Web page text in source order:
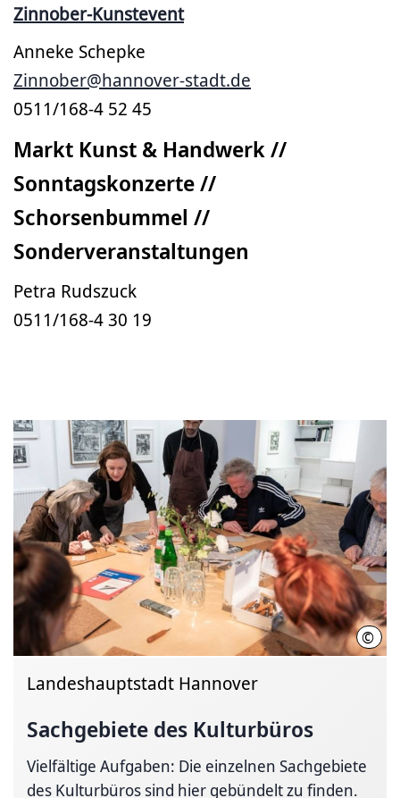
Zinnober-Kunstevent
Anneke Schepke
Zinnober@hannover-stadt.de
0511/168-4 52 45
Markt Kunst & Handwerk //
Sonntagskonzerte //
Schorsenbummel //
Sonderveranstaltungen
Petra Rudszuck
0511/168-4 30 19
©
Landeshauptstadt Hannover
Sachgebiete des Kulturbüros
Vielfältige Aufgaben: Die einzelnen Sachgebiete
des Kulturbüros sind hier gebündelt zu finden.